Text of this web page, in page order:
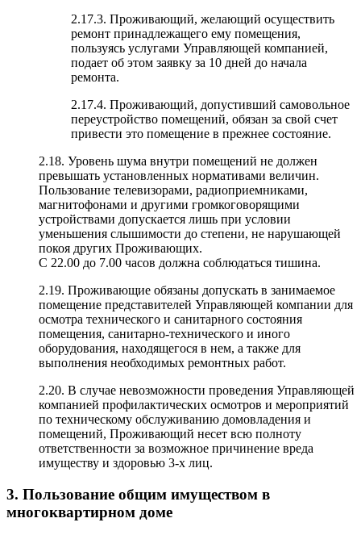
2.17.3. Проживающий, желающий осуществить
ремонт принадлежащего ему помещения,
пользуясь услугами Управляющей компанией,
подает об этом заявку за 10 дней до начала
ремонта.
2.17.4. Проживающий, допустивший самовольное
переустройство помещений, обязан за свой счет
привести это помещение в прежнее состояние.
2.18. Уровень шума внутри помещений не должен
превышать установленных нормативами величин.
Пользование телевизорами, радиоприемниками,
магнитофонами и другими громкоговорящими
устройствами допускается лишь при условии
уменьшения слышимости до степени, не нарушающей
покоя других Проживающих.
С 22.00 до 7.00 часов должна соблюдаться тишина.
2.19. Проживающие обязаны допускать в занимаемое
помещение представителей Управляющей компании для
осмотра технического и санитарного состояния
помещения, санитарно-технического и иного
оборудования, находящегося в нем, а также для
выполнения необходимых ремонтных работ.
2.20. В случае невозможности проведения Управляющей
компанией профилактических осмотров и мероприятий
по техническому обслуживанию домовладения и
помещений, Проживающий несет всю полноту
ответственности за возможное причинение вреда
имуществу и здоровью 3-х лиц.
3. Пользование общим имуществом в
многоквартирном доме